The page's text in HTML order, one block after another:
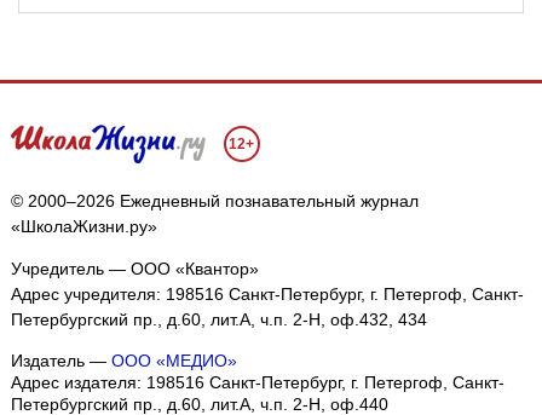
12+
© 2000–2026 Ежедневный познавательный журнал
«ШколаЖизни.ру»
Учредитель — ООО «Квантор»
Адрес учредителя: 198516 Санкт-Петербург, г. Петергоф, Санкт-
Петербургский пр., д.60, лит.А, ч.п. 2-Н, оф.432, 434
Издатель — ООО «МЕДИО»
Адрес издателя: 198516 Санкт-Петербург, г. Петергоф, Санкт-
Петербургский пр., д.60, лит.А, ч.п. 2-Н, оф.440